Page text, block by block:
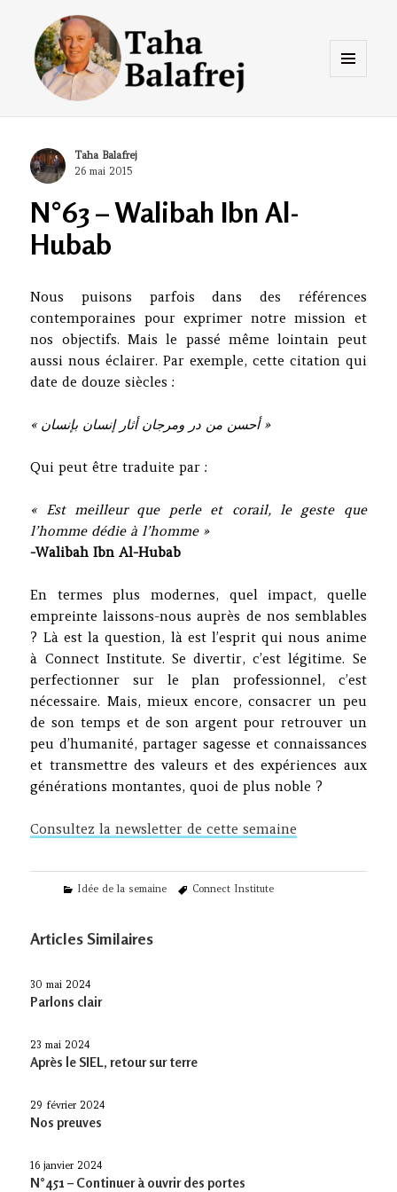
Taha Balafrej Blog
Author
Taha Balafrej
Posted
26 mai 2015
N°63 – Walibah Ibn Al-
Hubab
Nous puisons parfois dans des références
contemporaines pour exprimer notre mission et
nos objectifs. Mais le passé même lointain peut
aussi nous éclairer. Par exemple, cette citation qui
date de douze siècles :
« أحسن من در ومرجان أثار إنسان بإنسان »
Qui peut être traduite par :
« Est meilleur que perle et corail, le geste que
l’homme dédie à l’homme »
-Walibah Ibn Al-Hubab
En termes plus modernes, quel impact, quelle
empreinte laissons-nous auprès de nos semblables
? Là est la question, là est l’esprit qui nous anime
à Connect Institute. Se divertir, c’est légitime. Se
perfectionner sur le plan professionnel, c’est
nécessaire. Mais, mieux encore, consacrer un peu
de son temps et de son argent pour retrouver un
peu d’humanité, partager sagesse et connaissances
et transmettre des valeurs et des expériences aux
générations montantes, quoi de plus noble ?
Consultez la newsletter de cette semaine
Categories
Idée de la semaine Tags
Connect Institute
Articles Similaires
30 mai 2024
Parlons clair
23 mai 2024
Après le SIEL, retour sur terre
29 février 2024
Nos preuves
16 janvier 2024
N°451 – Continuer à ouvrir des portes